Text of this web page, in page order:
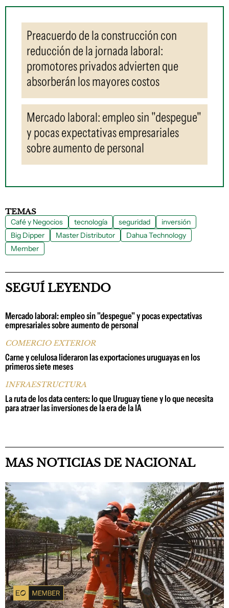
Preacuerdo de la construcción con
reducción de la jornada laboral:
promotores privados advierten que
absorberán los mayores costos
Mercado laboral: empleo sin "despegue"
y pocas expectativas empresariales
sobre aumento de personal
TEMAS
Café y Negocios tecnología seguridad
inversión
Big Dipper
Master Distributor
Dahua Technology
Member
SEGUÍ LEYENDO
Mercado laboral: empleo sin "despegue" y pocas expectativas
empresariales sobre aumento de personal
COMERCIO EXTERIOR
Carne y celulosa lideraron las exportaciones uruguayas en los
primeros siete meses
INFRAESTRUCTURA
La ruta de los data centers: lo que Uruguay tiene y lo que necesita
para atraer las inversiones de la era de la IA
MAS NOTICIAS DE NACIONAL